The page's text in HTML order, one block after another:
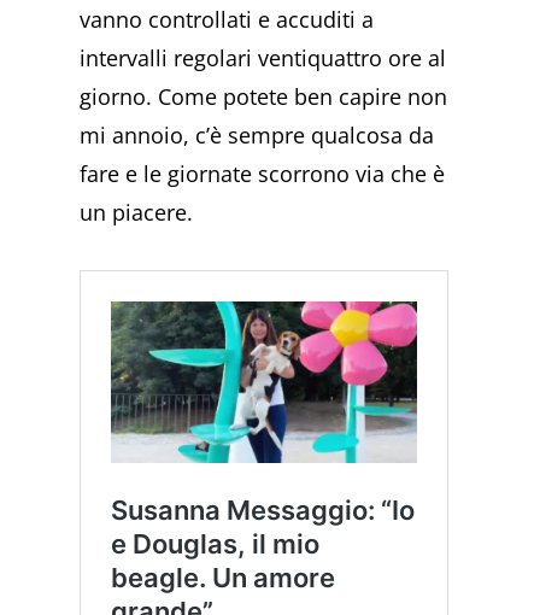
vanno controllati e accuditi a
intervalli regolari ventiquattro ore al
giorno. Come potete ben capire non
mi annoio, c’è sempre qualcosa da
fare e le giornate scorrono via che è
un piacere.